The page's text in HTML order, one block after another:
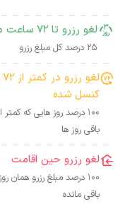
لغو رزرو تا 72 ساعت مانده به زمان ورود روز کنسل شده
25 درصد کل مبلغ رزرو
کنسل شده
باقی روز ها
لغو رزرو حین اقامت
باقی مانده